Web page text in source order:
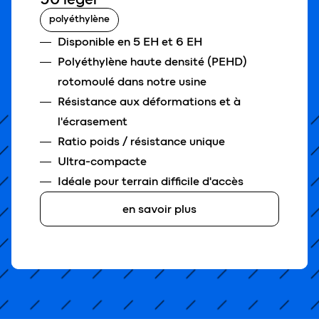
béton fibré hautes performances
pose dans tous les types de sols
résistance au passage des véhicules en
dessous de 3.5t
résistance aux sulfates présents dans
vos eaux
vos avantages :
garage ou une allée
Garantie décennale octroyée
Reconnue par les assureurs
Qualité du Bâtiment (QB)
Repère de qualité, de performance et
Sous une allée de garage ou dans un jardin, l'x-perco
s'y fera une (petite) place !
polyéthylène
Disponible en 5 EH et 6 EH
Polyéthylène haute densité (PEHD)
rotomoulé dans notre usine
Résistance aux déformations et à
l'écrasement
Ratio poids / résistance unique
Ultra-compacte
Idéale pour terrain difficile d'accès
en savoir plus